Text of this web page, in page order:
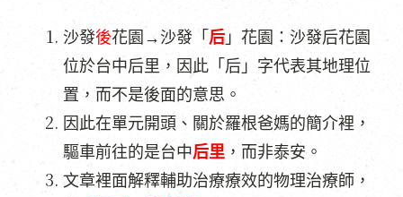
沙發後花園→沙發「 后 」花園：沙發后花園
位於台中后里，因此「后」字代表其地理位
置，而不是後面的意思。
因此在單元開頭、關於羅根爸媽的簡介裡，
驅車前往的是台中后里 ，而非泰安。
文章裡面解釋輔助治療療效的物理治療師，